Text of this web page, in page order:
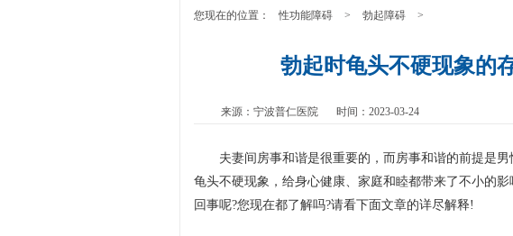
您现在的位置： 性功能障碍 > 勃起障碍 >
勃起时龟头不硬现象的
来源：宁波普仁医院 时间：2023-03-24
夫妻间房事和谐是很重要的，而房事和谐的前提是
龟头不硬现象，给身心健康、家庭和睦都带来了不小的
回事呢?您现在都了解吗?请看下面文章的详尽解释!